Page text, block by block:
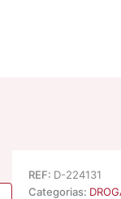
REF: D-224131
Categorias: